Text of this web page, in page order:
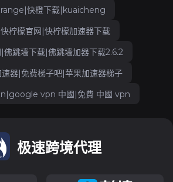
快橙下载|kuaicheng
柠檬官网|快柠檬加速器下载
佛跳墙下载|佛跳墙加器下载2.6.2
器|免费梯子吧|苹果加速器梯子
vpn 中國|免費 中國 vpn
极速跨境代理